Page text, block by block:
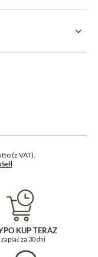
(z VAT).
KUP TERAZ
zapłać za 30 dni